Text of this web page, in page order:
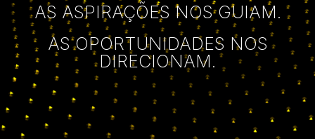
AS ASPIRAÇÕES NOS GUIAM.
AS OPORTUNIDADES NOS
DIRECIONAM.